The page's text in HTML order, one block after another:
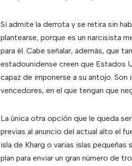
Si admite la derrota y se retira sin
plantearse, porque es un narcisista
para él. Cabe señalar, además, que
estadounidense creen que Estados
capaz de imponerse a su antojo.
vencedores, en el que tengan que
La única otra opción que le queda
previas al anuncio del actual alto el
isla de Kharg o varias islas
plan para enviar un gran número de